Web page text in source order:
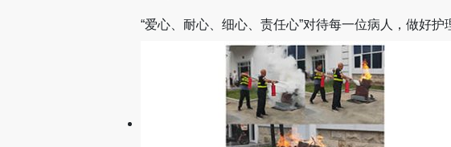
“爱心、耐心、细心、责任心”对待每一位病人，做好